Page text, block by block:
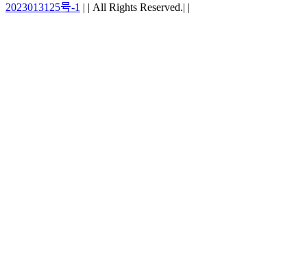
2023013125号-1 | | All Rights Reserved.| |